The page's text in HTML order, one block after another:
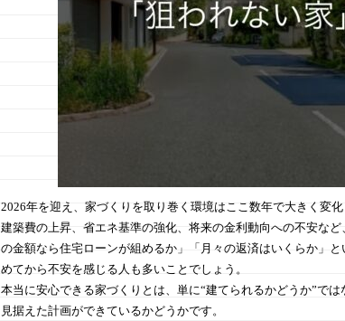
2026年を迎え、家づくりを取り巻く環境はここ数年で大きく変化
建築費の上昇、省エネ基準の強化、将来の金利動向への不安な
の金額なら住宅ローンが組めるか」「月々の返済はいくらか」
めてから不安を感じる人も多いことでしょう。
本当に安心できる家づくりとは、単に“建てられるかどうか”で
見据えた計画ができているかどうかです。